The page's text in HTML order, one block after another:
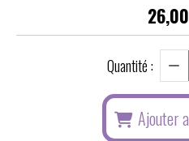
26,00
Quantité :
Ajouter